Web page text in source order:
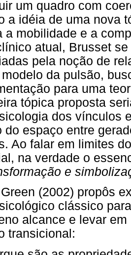
um quadro com
a idéia de uma nova
a mobilidade e a
atual, Brusset
pela noção de
da pulsão,
para uma
tópica proposta
dos vínculos
do espaço entre
Ao falar em limites
na verdade o
e
(2002) propôs
clássico
alcance e levar
transicional: